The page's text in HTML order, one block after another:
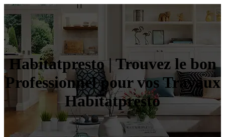
Habitatpresto | Trouvez le bon
Profes­sion­nel pour vos Travaux
Habitatpresto